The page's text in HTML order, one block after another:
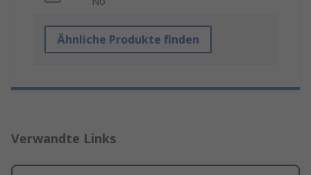
Ähnliche Produkte finden
Verwandte Links